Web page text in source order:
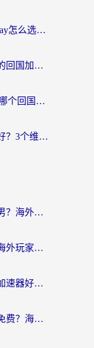
海外党无忧指南：国内节点v2ray怎么选？一键回国VPN+多场景实测帮你避坑
海外党必看：如何选到最好用的回国加速器？从节点到售后的全维度指南
ChickCN VPN和洞见VPN对比哪个回国效果更好？海外党亲测3款加速器+避坑指南
海外党必看：斧牛和嘀嗒哪个好？3个维度教你选对回国加速器
印度怎么玩一拳超人：最强之男？海外党国服游戏加速避坑指南
国外怎么玩明日方舟不延迟？海外玩家国服游戏加速终极指南（附DNF梦幻诛仙解决方案）
海外党别愁！打炉石传说什么加速器好用？3个实用技巧解决国服游戏卡顿
国外玩流放之路用什么加速器免费？海外党亲测有效的国服游戏加速指南